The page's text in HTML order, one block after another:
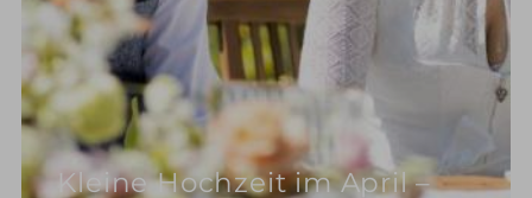
Kleine Hochzeit im April –